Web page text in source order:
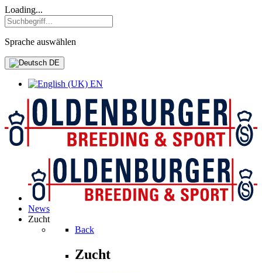
Loading...
Sprache auswählen
DE
EN
News
Zucht
Back
Zucht